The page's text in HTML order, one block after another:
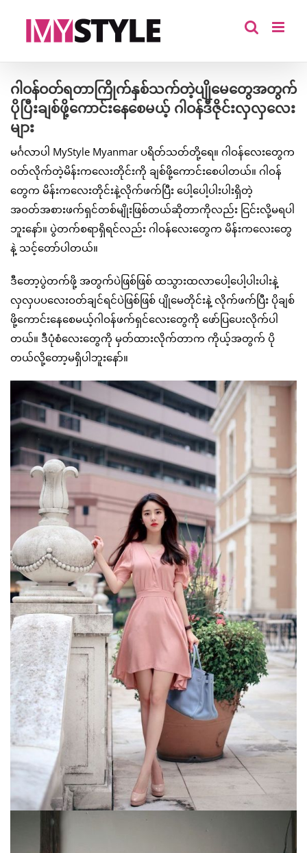
ဂါဝန်ဝတ်ရတာကြိုက်နှစ်သက်တဲ့ပျိုမေတွေအတွက်
ပိုပြီးချစ်ဖို့ကောင်းနေစေမယ့် ဂါဝန်ဒီဇိုင်းလှလှလေး
များ
မင်္ဂလာပါ MyStyle Myanmar ပရိတ်သတ်တို့ရေ။ ဂါဝန်လေးတွေက
ဝတ်လိုက်တဲ့မိန်းကလေးတိုင်းကို ချစ်ဖို့ကောင်းစေပါတယ်။ ဂါဝန်
တွေက မိန်းကလေးတိုင်းနဲ့လိုက်ဖက်ပြီး ပေါ့ပေါ့ပါးပါးရှိတဲ့
အဝတ်အစားဖက်ရှင်တစ်မျိုးဖြစ်တယ်ဆိုတာကိုလည်း ငြင်းလို့မရပါ
ဘူးနော်။ ပွဲတက်စရာရှိရင်လည်း ဂါဝန်လေးတွေက မိန်းကလေးတွေ
နဲ့ သင့်တော်ပါတယ်။
ဒီတော့ပွဲတက်ဖို့ အတွက်ပဲဖြစ်ဖြစ် ထသွားထလာပေါ့ပေါ့ပါးပါးနဲ့
လှလှပပလေးဝတ်ချင်ရင်ပဲဖြစ်ဖြစ် ပျိုမေတိုင်းနဲ့ လိုက်ဖက်ပြီး ပိုချစ်
ဖို့ကောင်းနေစေမယ့်ဂါဝန်ဖက်ရှင်လေးတွေကို ဖော်ပြပေးလိုက်ပါ
တယ်။ ဒီပုံစံလေးတွေကို မှတ်ထားလိုက်တာက ကိုယ့်အတွက် ပို
တယ်လို့တော့မရှိပါဘူးနော်။